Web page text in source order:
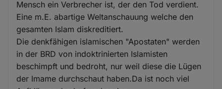
Mensch ein Verbrecher ist, der den Tod verdient.
Eine m.E. abartige Weltanschauung welche den
gesamten Islam diskreditiert.
Die denkfähigen islamischen "Apostaten" werden
in der BRD von indoktrinierten Islamisten
beschimpft und bedroht, nur weil diese die Lügen
der Imame durchschaut haben.Da ist noch viel